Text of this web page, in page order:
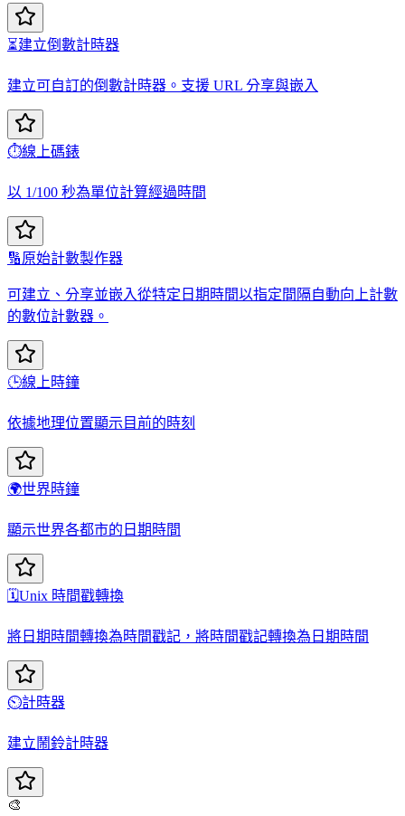
⏳建立倒數計時器
建立可自訂的倒數計時器。支援 URL 分享與嵌入
⏱️線上碼錶
以 1/100 秒為單位計算經過時間
🔢原始計數製作器
可建立、分享並嵌入從特定日期時間以指定間隔自動向上計數
的數位計數器。
🕒線上時鐘
依據地理位置顯示目前的時刻
🌍世界時鐘
顯示世界各都市的日期時間
🗓️Unix 時間戳轉換
將日期時間轉換為時間戳記，將時間戳記轉換為日期時間
⏲️計時器
建立鬧鈴計時器
🎨